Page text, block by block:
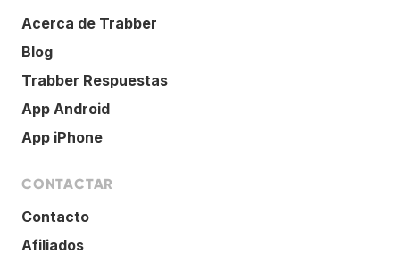
Acerca de Trabber
Blog
Trabber Respuestas
App Android
App iPhone
CONTACTAR
Contacto
Afiliados